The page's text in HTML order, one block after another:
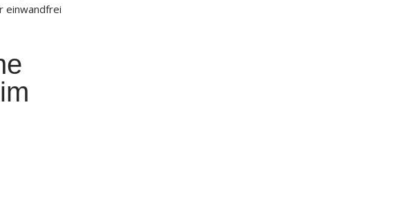
einwandfrei